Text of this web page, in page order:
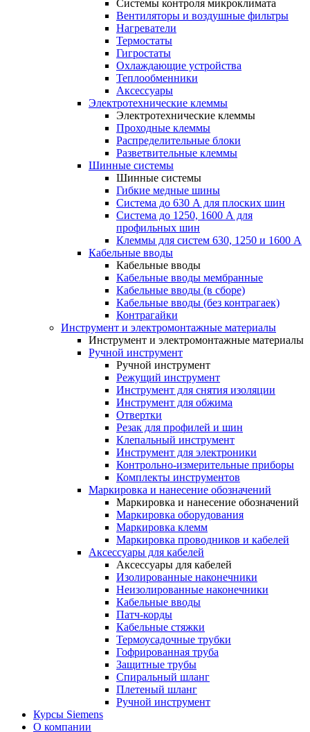
Системы контроля микроклимата
Вентиляторы и воздушные фильтры
Нагреватели
Термостаты
Гигростаты
Охлаждающие устройства
Теплообменники
Аксессуары
Электротехнические клеммы
Электротехнические клеммы
Проходные клеммы
Распределительные блоки
Разветвительные клеммы
Шинные системы
Шинные системы
Гибкие медные шины
Система до 630 А для плоских шин
Система до 1250, 1600 А для
профильных шин
Клеммы для систем 630, 1250 и 1600 А
Кабельные вводы
Кабельные вводы
Кабельные вводы мембранные
Кабельные вводы (в сборе)
Кабельные вводы (без контрагаек)
Контрагайки
Инструмент и электромонтажные материалы
Инструмент и электромонтажные материалы
Ручной инструмент
Ручной инструмент
Режущий инструмент
Инструмент для снятия изоляции
Инструмент для обжима
Отвертки
Резак для профилей и шин
Клепальный инструмент
Инструмент для электроники
Контрольно-измерительные приборы
Комплекты инструментов
Маркировка и нанесение обозначений
Маркировка и нанесение обозначений
Маркировка оборудования
Маркировка клемм
Маркировка проводников и кабелей
Аксессуары для кабелей
Аксессуары для кабелей
Изолированные наконечники
Неизолированные наконечники
Кабельные вводы
Патч-корды
Кабельные стяжки
Термоусадочные трубки
Гофрированная труба
Защитные трубы
Спиральный шланг
Плетеный шланг
Ручной инструмент
Курсы Siemens
О компании